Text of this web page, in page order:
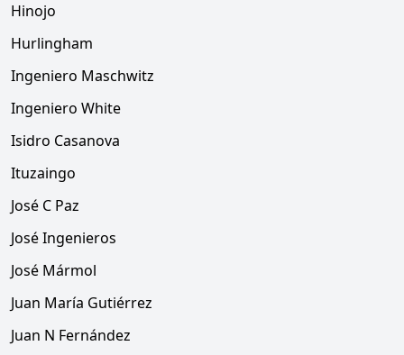
Hinojo
Hurlingham
Ingeniero Maschwitz
Ingeniero White
Isidro Casanova
Ituzaingo
José C Paz
José Ingenieros
José Mármol
Juan María Gutiérrez
Juan N Fernández